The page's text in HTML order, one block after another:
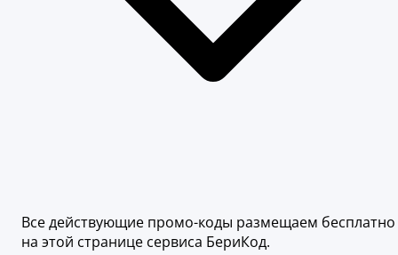
Все действующие промо-коды размещаем бесплатно
на этой странице сервиса БериКод.